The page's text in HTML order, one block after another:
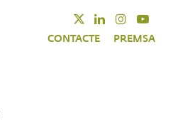
TwitterLinkedin
CONTACTE PREMSA